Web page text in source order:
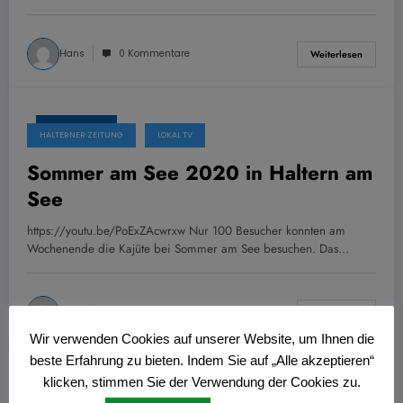
Hans 0 Kommentare Weiterlesen
13. Juli 2020
HALTERNER ZEITUNG LOKAL TV
Sommer am See 2020 in Haltern am
See
https://youtu.be/PoExZAcwrxw Nur 100 Besucher konnten am
Wochenende die Kajüte bei Sommer am See besuchen. Das…
10. Juli 2020
Wir verwenden Cookies auf unserer Website, um Ihnen die
beste Erfahrung zu bieten. Indem Sie auf „Alle akzeptieren“
klicken, stimmen Sie der Verwendung der Cookies zu.